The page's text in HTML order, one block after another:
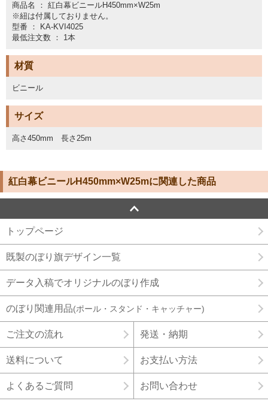
商品名 ： 紅白幕ビニールH450mm×W25m
※紐は付属しておりません。
型番 ： KA-KVI4025
最低注文数 ： 1本
材質
ビニール
サイズ
高さ450mm 長さ25m
紅白幕ビニールH450mm×W25mに関連した商品
トップページ
既製のぼり旗デザイン一覧
データ入稿でオリジナルのぼり作成
のぼり関連用品(ポール・スタンド・キャッチャー)
ご注文の流れ 発送・納期
送料について お支払い方法
よくあるご質問 お問い合わせ